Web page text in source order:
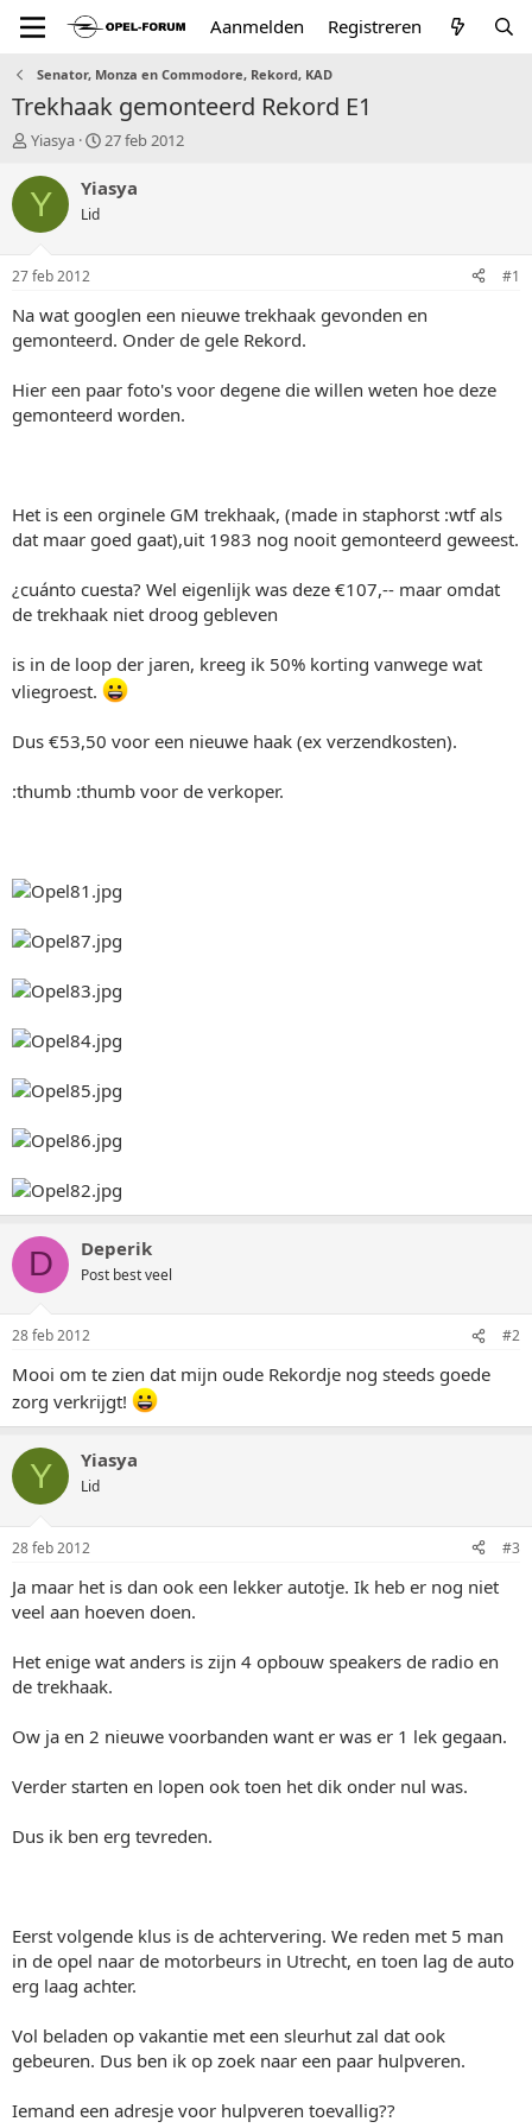
Aanmelden Registreren
Senator, Monza en Commodore, Rekord, KAD
Trekhaak gemonteerd Rekord E1
T
p
i
t
a
r
e
Yiasya
S
a
u
m
27 feb 2012
Y Yiasya
Lid
27 feb 2012 #1
Na wat googlen een nieuwe trekhaak gevonden en
gemonteerd. Onder de gele Rekord.
Hier een paar foto's voor degene die willen weten hoe deze
gemonteerd worden.
Het is een orginele GM trekhaak, (made in staphorst :wtf als
dat maar goed gaat),uit 1983 nog nooit gemonteerd geweest.
¿cuánto cuesta? Wel eigenlijk was deze €107,-- maar omdat
de trekhaak niet droog gebleven
is in de loop der jaren, kreeg ik 50% korting vanwege wat
vliegroest.
Dus €53,50 voor een nieuwe haak (ex verzendkosten).
:thumb :thumb voor de verkoper.
D Deperik
Post best veel
28 feb 2012 #2
Mooi om te zien dat mijn oude Rekordje nog steeds goede
zorg verkrijgt!
Y Yiasya
Lid
28 feb 2012 #3
Ja maar het is dan ook een lekker autotje. Ik heb er nog niet
veel aan hoeven doen.
Het enige wat anders is zijn 4 opbouw speakers de radio en
de trekhaak.
Ow ja en 2 nieuwe voorbanden want er was er 1 lek gegaan.
Verder starten en lopen ook toen het dik onder nul was.
Dus ik ben erg tevreden.
Eerst volgende klus is de achtervering. We reden met 5 man
in de opel naar de motorbeurs in Utrecht, en toen lag de auto
erg laag achter.
Vol beladen op vakantie met een sleurhut zal dat ook
gebeuren. Dus ben ik op zoek naar een paar hulpveren.
Iemand een adresje voor hulpveren toevallig??